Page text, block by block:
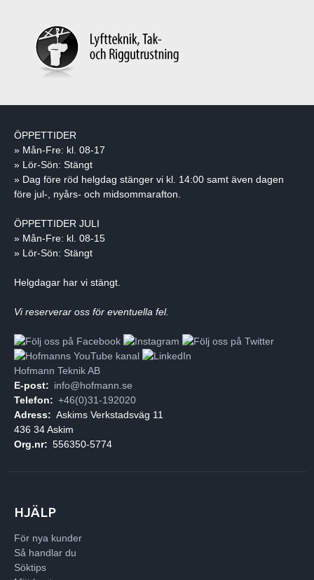
ÖPPETTIDER
» Mån-Fre: kl. 08-17
» Lör-Sön: Stängt
» Dag före röd helgdag stänger vi kl. 14:00 samt även dagen
före jul-, nyårs- och midsommarafton.
ÖPPETTIDER JULI
» Mån-Fre: kl. 08-15
» Lör-Sön: Stängt
Helgdagar har vi stängt.
Vi reserverar oss för eventuella fel.
Hofmann Teknik AB
E-post: info@hofmann.se
Telefon: +46(0)31-192020
Adress: Askims Verkstadsväg 11
436 34 Askim
Org.nr: 556350-5774
HJÄLP
För nya kunder
Så handlar du
Söktips